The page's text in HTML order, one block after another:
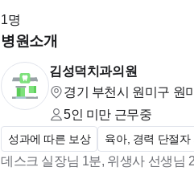
1명
병원소개
김성덕치과의원
경기 부천시 원미구 원
5인 미만 근무중
성과에 따른 보상 육아, 경력 단절자
데스크 실장님 1분, 위생사 선생님